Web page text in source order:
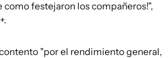
como festejaron los compañeros!",
"por el rendimiento general,